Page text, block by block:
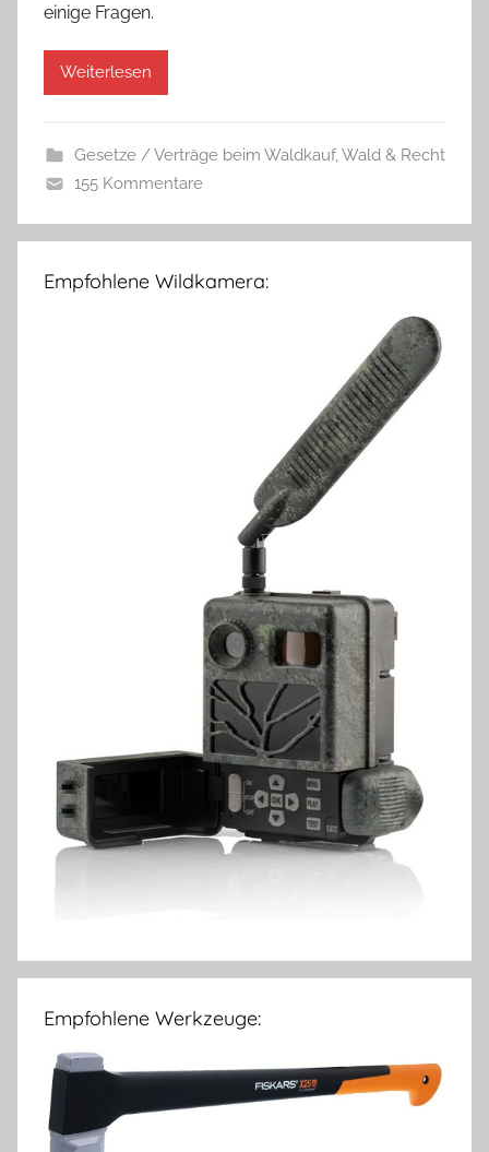
einige Fragen.
Weiterlesen
Gesetze / Verträge beim Waldkauf,Wald & Recht
155 Kommentare
Empfohlene Wildkamera:
Empfohlene Werkzeuge: